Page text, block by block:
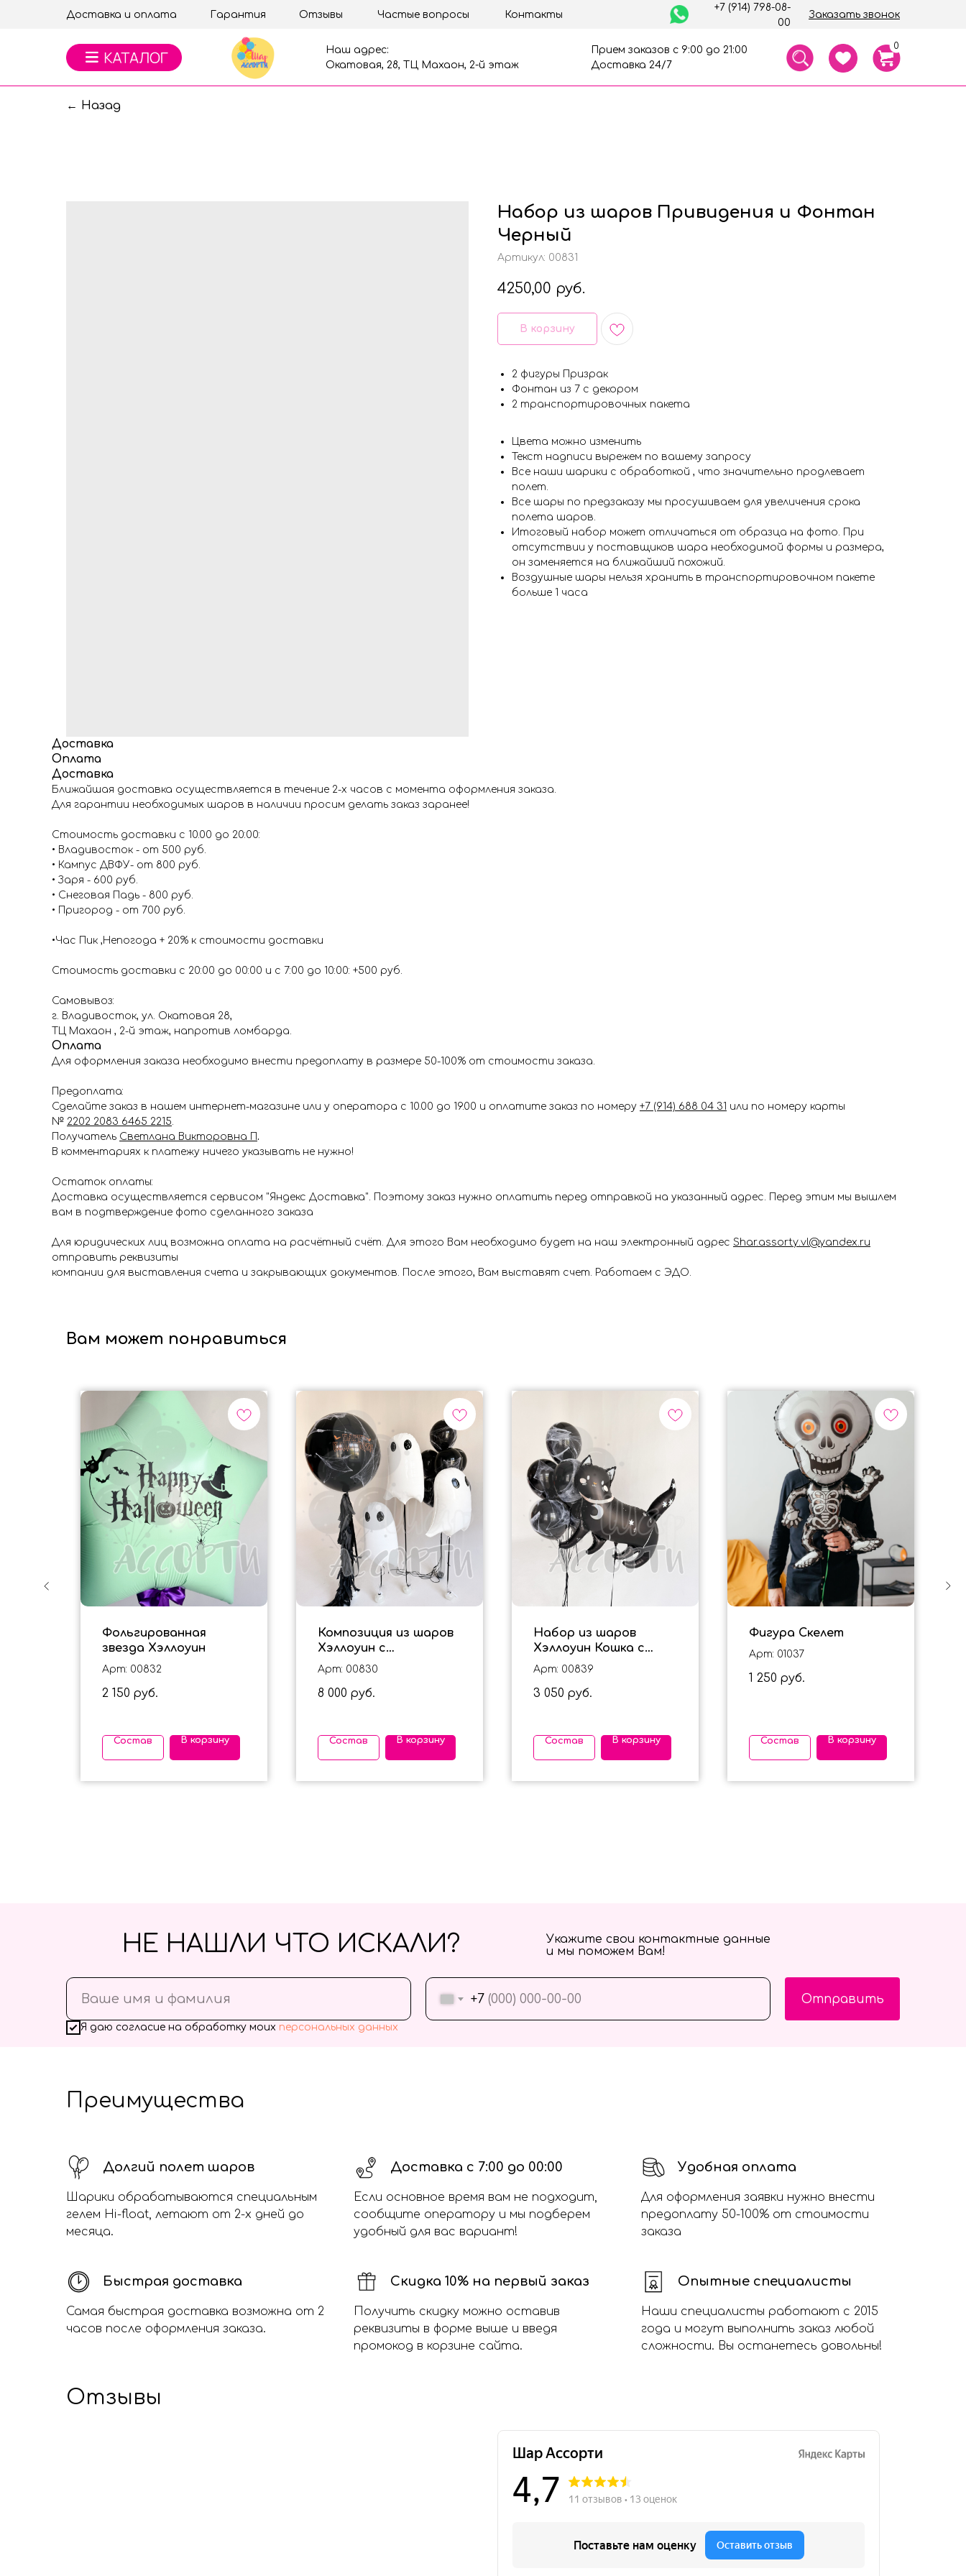
Заказать звонок
+7 (914) 798-08-
00
Доставка и оплата Гарантия Отзывы Частые вопросы Контакты
Прием заказов с 9:00 до 21:00
Доставка 24/7
Наш адрес:
Окатовая, 28, ТЦ Махаон, 2-й этаж
0
← Назад
Набор из шаров Привидения и Фонтан
Черный
Артикул: 00831
4250,00 руб.
В корзину
2 фигуры Призрак
Фонтан из 7 с декором
2 транспортировочных пакета
Цвета можно изменить
Текст надписи вырежем по вашему запросу
Все наши шарики с обработкой , что значительно продлевает
полет.
Все шары по предзаказу мы просушиваем для увеличения срока
полета шаров.
Итоговый набор может отличаться от образца на фото. При
отсутствии у поставщиков шара необходимой формы и размера,
он заменяется на ближайший похожий.
Воздушные шары нельзя хранить в транспортировочном пакете
больше 1 часа
Доставка
Оплата
Доставка
Ближайшая доставка осуществляется в течение 2-х часов с момента оформления заказа.
Для гарантии необходимых шаров в наличии просим делать заказ заранее!
Стоимость доставки с 10.00 до 20:00:
• Владивосток - от 500 руб.
• Кампус ДВФУ- от 800 руб.
• Заря - 600 руб.
• Снеговая Падь - 800 руб.
• Пригород - от 700 руб.
•Час Пик ,Непогода + 20% к стоимости доставки
Стоимость доставки с 20:00 до 00:00 и с 7:00 до 10:00: +500 руб.
Самовывоз:
г. Владивосток, ул. Окатовая 28,
ТЦ Махаон , 2-й этаж, напротив ломбарда.
Оплата
Для оформления заказа необходимо внести предоплату в размере 50-100% от стоимости заказа.
Предоплата:
Сделайте заказ в нашем интернет-магазине или у оператора с 10.00 до 19.00 и оплатите заказ по номеру +7 (914) 688 04 31 или по номеру карты
№ 2202 2083 6465 2215.
Получатель Светлана Викторовна П.
В комментариях к платежу ничего указывать не нужно!
Остаток оплаты:
Доставка осуществляется сервисом "Яндекс Доставка". Поэтому заказ нужно оплатить перед отправкой на указанный адрес. Перед этим мы вышлем
вам в подтверждение фото сделанного заказа
Для юридических лиц возможна оплата на расчётный счёт. Для этого Вам необходимо будет на наш электронный адрес Shar.assorty.vl@yandex.ru
отправить реквизиты
компании для выставления счета и закрывающих документов. После этого, Вам выставят счет. Работаем с ЭДО.
Вам может понравиться
Фольгированная
звезда Хэллоуин
Арт: 00832
2 150 руб.
Состав В корзину
Композиция из шаров
Хэллоуин с
Привидениями
Арт: 00830
8 000 руб.
Состав В корзину
Набор из шаров
Хэллоуин Кошка с
Фонтаном Черный
Арт: 00839
3 050 руб.
Состав В корзину
Фигура Скелет
Арт: 01037
1 250 руб.
Состав В корзину
+7
Я даю согласие на обработку моих персональных данных
Отправить
НЕ НАШЛИ ЧТО ИСКАЛИ?
Укажите свои контактные данные
и мы поможем Вам!
Преимущества
Долгий полет шаров
Шарики обрабатываются специальным
гелем Hi-float, летают от 2-х дней до
месяца.
Доставка с 7:00 до 00:00
Если основное время вам не подходит,
сообщите оператору и мы подберем
удобный для вас вариант!
Удобная оплата
Для оформления заявки нужно внести
предоплату 50-100% от стоимости
заказа
Быстрая доставка
Самая быстрая доставка возможна от 2
часов после оформления заказа.
Скидка 10% на первый заказ
Получить скидку можно оставив
реквизиты в форме выше и введя
промокод в корзине сайта.
Опытные специалисты
Наши специалисты работают с 2015
года и могут выполнить заказ любой
сложности. Вы останетесь довольны!
Отзывы